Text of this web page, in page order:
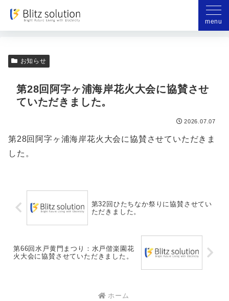
menu
お問い合わせ
お知らせ
第28回阿字ヶ浦海岸花火大会に協賛させ
ていただきました。
2026.07.07
第28回阿字ヶ浦海岸花火大会に協賛させていただきま
した。
第32回ひたちなか祭りに協賛させてい
ただきました。
第66回水戸黄門まつり：水戸偕楽園花
火大会に協賛させていただきました。
ホーム